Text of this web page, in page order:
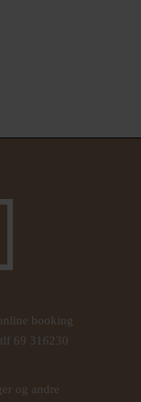
booking
69 316230
og andre